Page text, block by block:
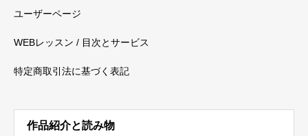
ユーザーページ
WEBレッスン / 目次とサービス
特定商取引法に基づく表記
作品紹介と読み物